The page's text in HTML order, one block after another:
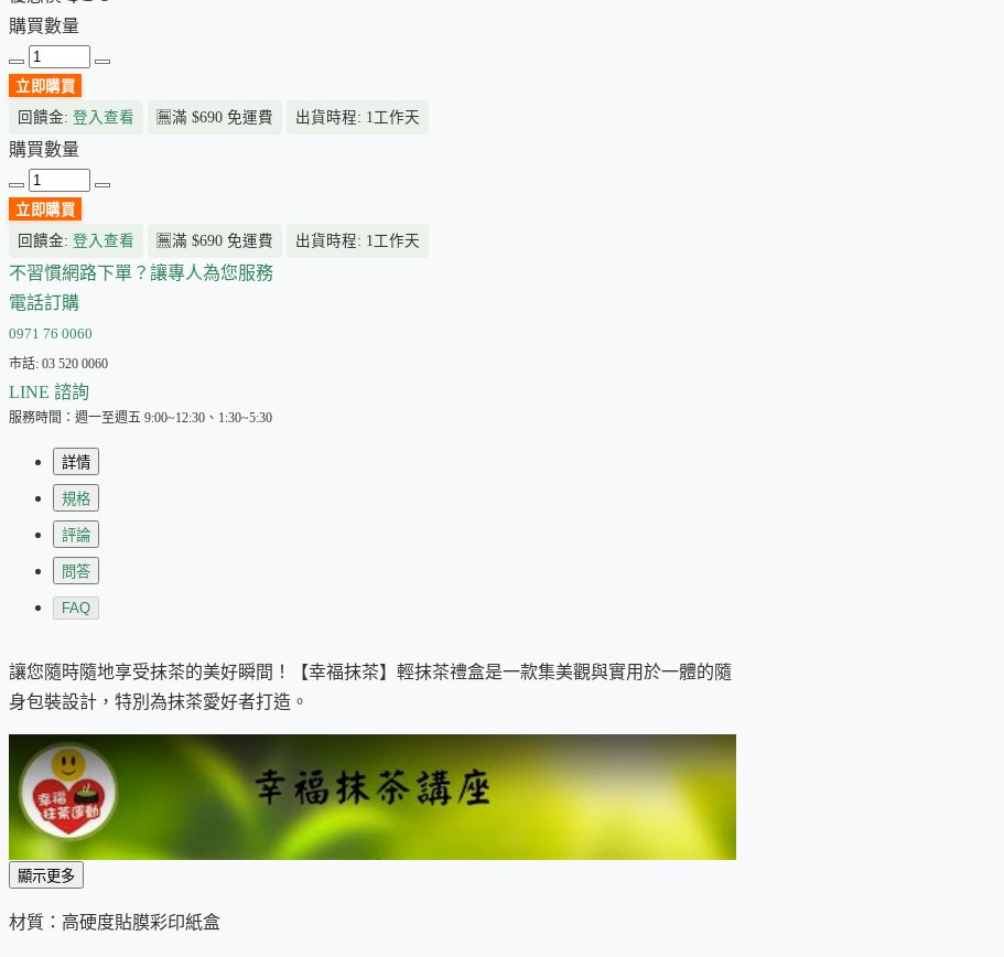
購買數量
立即購買
回饋金: 登入查看 🈚滿 $690 免運費 出貨時程: 1工作天
購買數量
立即購買
回饋金: 登入查看 🈚滿 $690 免運費 出貨時程: 1工作天
不習慣網路下單？讓專人為您服務
電話訂購
0971 76 0060
市話: 03 520 0060
LINE 諮詢
服務時間：週一至週五 9:00~12:30、1:30~5:30
詳情
規格
評論
問答
FAQ
讓您隨時隨地享受抹茶的美好瞬間！【幸福抹茶】輕抹茶禮盒是一款集美觀與實用於一體的隨
身包裝設計，特別為抹茶愛好者打造。
顯示更多
材質：高硬度貼膜彩印紙盒